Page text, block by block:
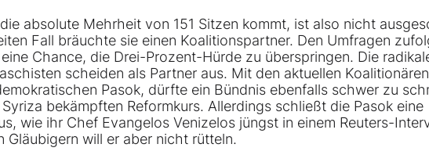
absolute Mehrheit von 151 Sitzen kommt, ist also nicht
Fall bräuchte sie einen Koalitionspartner. Den Umfragen
Chance, die Drei-Prozent-Hürde zu überspringen. Die
scheiden als Partner aus. Mit den aktuellen
Pasok, dürfte ein Bündnis ebenfalls schwer zu
bekämpften Reformkurs. Allerdings schließt die Pasok eine
wie ihr Chef Evangelos Venizelos jüngst in einem Reuters-
will er aber nicht rütteln.